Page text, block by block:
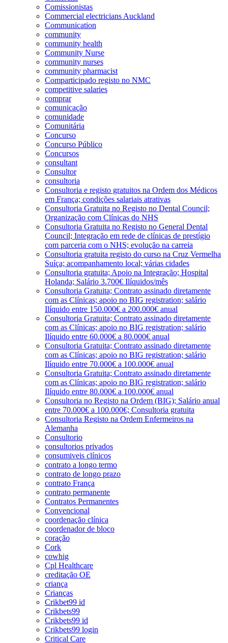
Comissionistas
Commercial electricians Auckland
Communication
community
community health
Community Nurse
community nurses
community pharmacist
Comparticipado registo no NMC
competitive salaries
comprar
comunicação
comunidade
Comunitária
Concurso
Concurso Público
Concursos
consultant
Consultor
consultoria
Consultoria e registo gratuitos na Ordem dos Médicos
em França; condições salariais atrativas
Consultoria Gratuita no Registo no Dental Council;
Organização com Clínicas do NHS
Consultoria Gratuita no Registo no General Dental
Council; Integração em rede de clínicas de prestígio
com parceria com o NHS; evolução na carreia
Consultoria gratuita registo do curso na Cruz Vermelha
Suíça; acompanhamento local; várias cidades
Consultoria gratuita; Apoio na Integração; Hospital
Holanda; Salário 3.700€ Ilíquidos/mês
Consultoria Gratuita; Contrato assinado diretamente
com as Clínicas; apoio no BIG registration; salário
Ilíquido entre 150.000€ a 200.000€ anual
Consultoria Gratuita; Contrato assinado diretamente
com as Clínicas; apoio no BIG registration; salário
Ilíquido entre 60.000€ a 80.000€ anual
Consultoria Gratuita; Contrato assinado diretamente
com as Clínicas; apoio no BIG registration; salário
Ilíquido entre 70.000€ a 100.000€ anual
Consultoria Gratuita; Contrato assinado diretamente
com as Clínicas; apoio no BIG registration; salário
Ilíquido entre 80.000€ a 100.000€ anual
Consultoria no Registo na Ordem (BIG); Salário anual
entre 70.000€ a 100.000€; Consultoria gratuita
Consultoria Registo na Ordem Enfermeiros na
Alemanha
Consultorio
consultorios privados
consumiveis clínicos
contrato a longo termo
contrato de longo prazo
contrato França
contrato permanente
Contratos Permanentes
Convencional
coordenação clínica
coordenador de bloco
coração
Cork
cowhig
Cpl Healthcare
creditação OE
criança
Crianças
Crikbet99 id
Crikbets99
Crikbets99 id
Crikbets99 login
Critical Care